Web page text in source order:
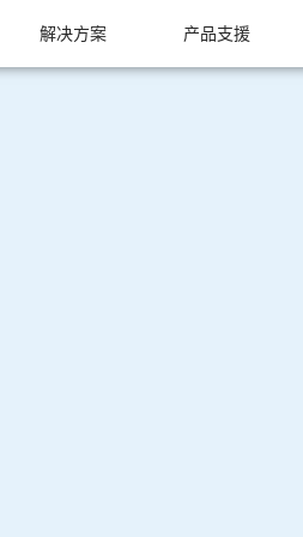
解决方案 产品支援